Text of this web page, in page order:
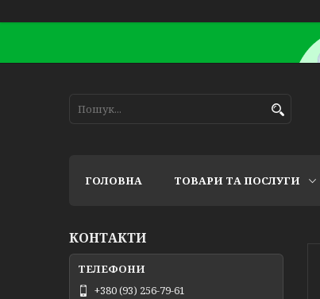
ГОЛОВНА ТОВАРИ ТА ПОСЛУГИ
КОНТАКТИ
+380 (93) 256-79-61